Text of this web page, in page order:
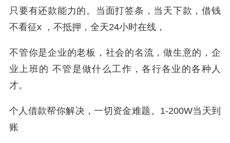
只要有还款能力的。当面打签条，当天下款，借钱
不看征x ，不抵押，全天24小时在线，
不管你是企业的老板，社会的名流，做生意的，企
业上班的 不管是做什么工作，各行各业的各种人
才。
个人借款帮你解决，一切资金难题。1-200W当天到
账